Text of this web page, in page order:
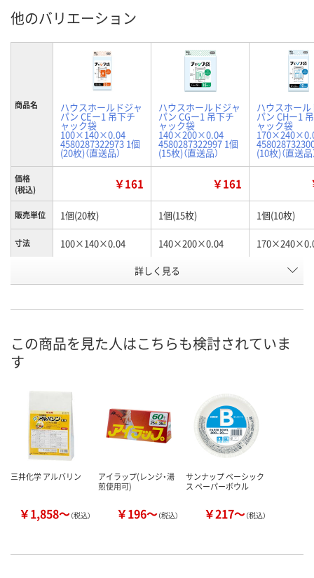
他のバリエーション
商品名 ハウスホールドジャ
パン CEー1 吊下チ
ャック袋
100×140×0.04
4580287322973 1個
(20枚)（直送品）
ハウスホールドジャ
パン CGー1 吊下チ
ャック袋
140×200×0.04
4580287322997 1個
(15枚)（直送品）
ハウスホー
パン CHー1
ャック袋
(10枚)（直送品
価格
(税込)
￥161 ￥161
販売単位 1個(20枚) 1個(15枚) 1個(10枚)
寸法 100×140×0.04 140×200×0.04
AWA0542 AWA0543
詳しく見る
この商品を見た人はこちらも検討されていま
す
三井化学 アルバリン
￥1,858～（税込）
アイラップ(レンジ・湯
煎使用可)
￥196～（税込）
サンナップ ベーシック
ス ペーパーボウル
￥217～（税込）